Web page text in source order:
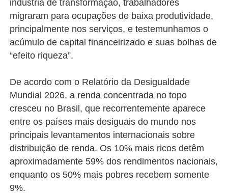
indústria de transformação, trabalhadores
migraram para ocupações de baixa produtividade,
principalmente nos serviços, e testemunhamos o
acúmulo de capital financeirizado e suas bolhas de
“efeito riqueza”.
De acordo com o Relatório da Desigualdade
Mundial 2026, a renda concentrada no topo
cresceu no Brasil, que recorrentemente aparece
entre os países mais desiguais do mundo nos
principais levantamentos internacionais sobre
distribuição de renda. Os 10% mais ricos detêm
aproximadamente 59% dos rendimentos nacionais,
enquanto os 50% mais pobres recebem somente
9%.